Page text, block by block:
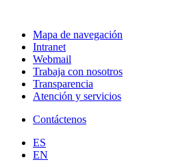
Mapa de navegación
Intranet
Webmail
Trabaja con nosotros
Transparencia
Atención y servicios
Contáctenos
ES
EN